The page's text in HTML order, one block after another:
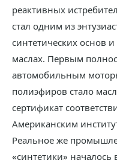
реактивных
стал одним из
синтетических основ
маслах. Первым
автомобильным
полиэфиров стало
сертификат
Американским
Реальное же
«синтетики» началось